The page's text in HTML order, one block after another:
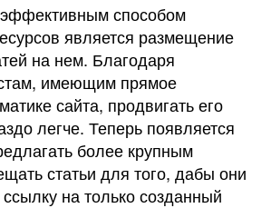
способом
является размещение
на нем. Благодаря
имеющим прямое
сайта, продвигать его
легче. Теперь появляется
более крупным
статьи для того, дабы они
на только созданный